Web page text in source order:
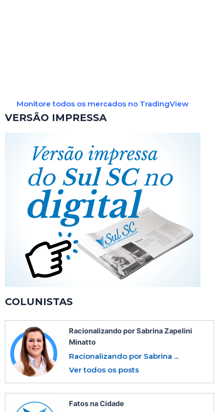
Monitore todos os mercados no TradingView
VERSÃO IMPRESSA
COLUNISTAS
Racionalizando por Sabrina Zapelini
Minatto
Racionalizando por Sabrina ...
Ver todos os posts
Fatos na Cidade